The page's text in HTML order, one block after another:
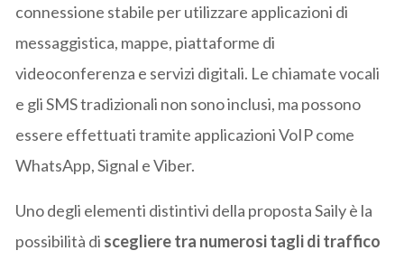
connessione stabile per utilizzare applicazioni di
messaggistica, mappe, piattaforme di
videoconferenza e servizi digitali. Le chiamate vocali
e gli SMS tradizionali non sono inclusi, ma possono
essere effettuati tramite applicazioni VoIP come
WhatsApp, Signal e Viber.
Uno degli elementi distintivi della proposta Saily è la
possibilità di scegliere tra numerosi tagli di traffico